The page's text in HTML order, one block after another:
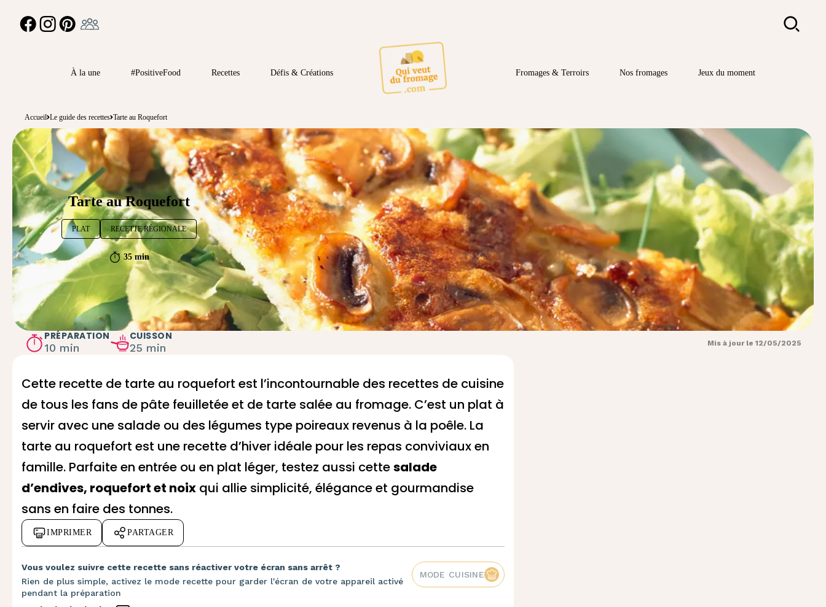
FACEBOOKINSTAGRAMPINTEREST Rechercher
À la une #PositiveFood Recettes Défis & Créations Fromages & Terroirs Nos fromages Jeux du moment
Accueil Le guide des recettes Tarte au Roquefort
Tarte au Roquefort
PLAT RECETTE RÉGIONALE
35 min
PRÉPARATION
10 min
CUISSON
25 min Mis à jour le 12/05/2025
Cette recette de tarte au roquefort est l’incontournable des recettes de cuisine
de tous les fans de pâte feuilletée et de tarte salée au fromage. C’est un plat à
servir avec une salade ou des légumes type poireaux revenus à la poêle. La
tarte au roquefort est une recette d’hiver idéale pour les repas conviviaux en
famille. Parfaite en entrée ou en plat léger, testez aussi cettesalade
d’endives, roquefort et noix qui allie simplicité, élégance et gourmandise
sans en faire des tonnes.
IMPRIMER PARTAGER
Vous voulez suivre cette recette sans réactiver votre écran sans arrêt ?
Rien de plus simple, activez le mode recette pour garder l'écran de votre appareil activé
pendant la préparation
MODE CUISINE